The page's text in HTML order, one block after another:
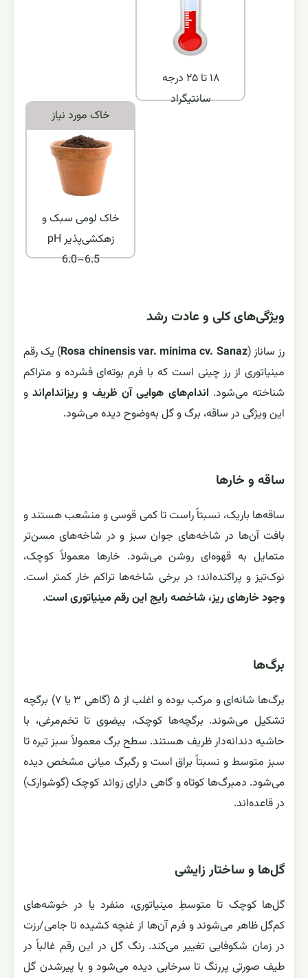
۱۸ تا ۲۵ درجه
سانتیگراد
خاک مورد نياز
خاک لومی سبک و
زهکشی‌پذیر pH
6.0–6.5
ویژگی‌های کلی و عادت رشد
رز ساناز (Rosa chinensis var. minima cv. Sanaz) یک رقم
مینیاتوری از رز چینی است که با فرم بوته‌ای فشرده و متراکم
شناخته می‌شود. اندام‌های هوایی آن ظریف و ریزاندام‌اندو
این ویژگی در ساقه، برگ و گل به‌وضوح دیده می‌شود.
ساقه و خارها
ساقه‌ها باریک، نسبتاً راست تا کمی قوسی و منشعب هستند و
بافت آن‌ها در شاخه‌های جوان سبز و در شاخه‌های مسن‌تر
متمایل به قهوه‌ای روشن می‌شود. خارها معمولاً کوچک،
نوک‌تیز و پراکنده‌اند؛ در برخی شاخه‌ها تراکم خار کمتر است.
وجود خارهای ریز، شاخصه رایج این رقم مینیاتوری است.
برگ‌ها
برگ‌ها شانه‌ای و مرکب بوده و اغلب از ۵ (گاهی ۳ یا ۷) برگچه
تشکیل می‌شوند. برگچه‌ها کوچک، بیضوی تا تخم‌مرغی، با
حاشیه دندانه‌دار ظریف هستند. سطح برگ معمولاً سبز تیره تا
سبز متوسط و نسبتاً براق است و رگبرگ میانی مشخص دیده
می‌شود. دمبرگ‌ها کوتاه و گاهی دارای زوائد کوچک (گوشوارک)
در قاعده‌اند.
گل‌ها و ساختار زایشی
گل‌ها کوچک تا متوسطِ مینیاتوری، منفرد یا در خوشه‌های
کم‌گل ظاهر می‌شوند و فرم آن‌ها از غنچه کشیده تا جامی/رزت
در زمان شکوفایی تغییر می‌کند. رنگ گل در این رقم غالباً در
طیف صورتی پررنگ تا سرخابی دیده می‌شود و با پیرشدن گل